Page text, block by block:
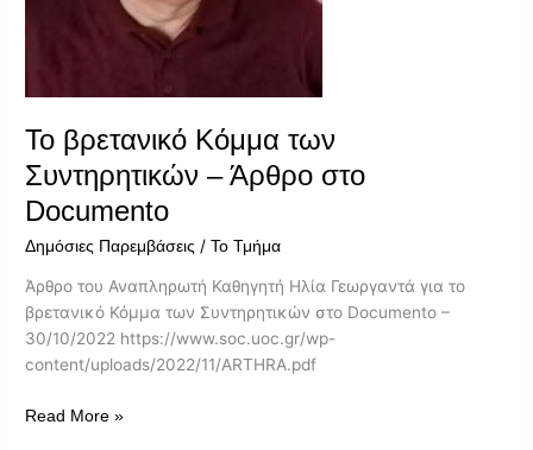
Το βρετανικό Κόμμα των
Συντηρητικών – Άρθρο στο
Documento
Δημόσιες Παρεμβάσεις /Το Τμήμα
Άρθρο του Αναπληρωτή Καθηγητή Ηλία Γεωργαντά για το
βρετανικό Κόμμα των Συντηρητικών στο Documento –
30/10/2022 https://www.soc.uoc.gr/wp-
content/uploads/2022/11/ARTHRA.pdf
Read More »